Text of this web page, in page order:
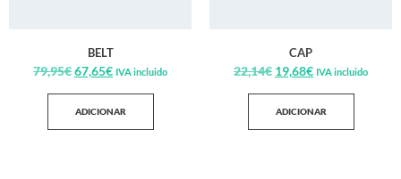
BELT
79,95€67,65€ IVA incluido
ADICIONAR
CAP
22,14€ 19,68€ IVA incluido
ADICIONAR